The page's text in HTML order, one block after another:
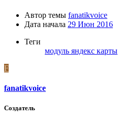
Автор темы fanatikvoice
Дата начала 29 Июн 2016
Теги
модуль яндекс карты
F
fanatikvoice
Создатель